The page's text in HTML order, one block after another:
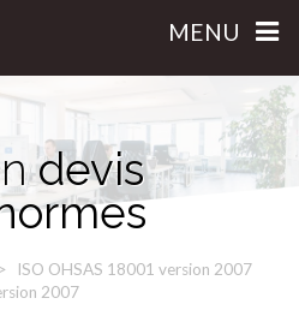
MENU
devis
ISO OHSAS 18001 version 2007
2007